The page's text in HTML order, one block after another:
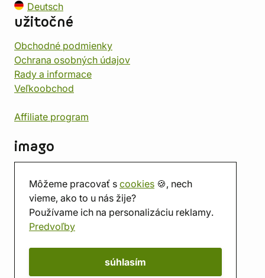
Môžeme pracovať s cookies 🍪, nech
vieme, ako to u nás žije?
Používame ich na personalizáciu reklamy.
Predvoľby
súhlasím
Deutsch
užitočné
Obchodné podmienky
Ochrana osobných údajov
Rady a informace
Veľkoobchod
Affiliate program
imago
Predajňa
Herňa
O nás
Hodnotenie obchodu